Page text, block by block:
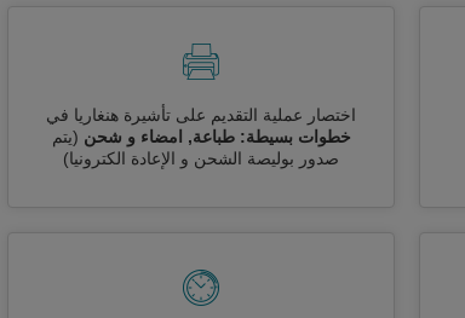
اختصار عملية التقديم على تأشيرة هنغاريا في
خطوات بسيطة: طباعة, امضاء و شحن (يتم
صدور بوليصة الشحن و الإعادة الكترونيا)